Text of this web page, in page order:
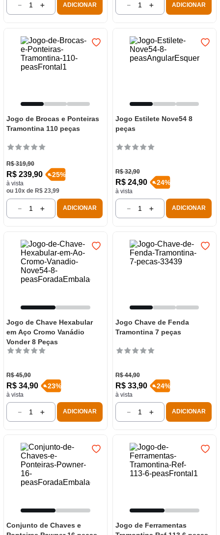
＋
－ ADICIONAR ＋
－ ADICIONAR
Jogo de Brocas e Ponteiras
Tramontina 110 peças
R$ 319,90
R$ 239,90
à vista
-25%
ou 10x de R$ 23,99
＋
－ ADICIONAR
Jogo Estilete Nove54 8
peças
R$ 32,90
R$ 24,90
à vista
-24%
＋
－ ADICIONAR
Jogo de Chave Hexabular
em Aço Cromo Vanádio
Vonder 8 Peças
R$ 45,90
R$ 34,90
à vista
-23%
＋
－ ADICIONAR
Jogo Chave de Fenda
Tramontina 7 peças
R$ 44,90
R$ 33,90
à vista
-24%
＋
－ ADICIONAR
Conjunto de Chaves e
Jogo de Ferramentas